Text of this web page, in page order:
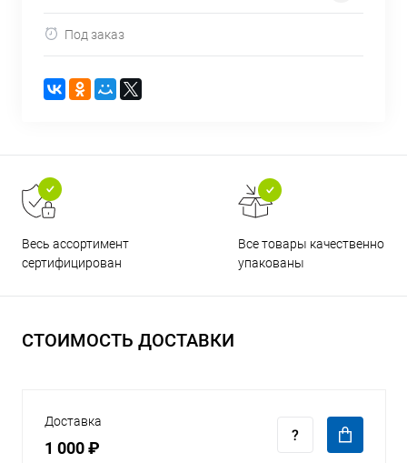
Под заказ
Весь ассортимент
сертифицирован
Все товары качественно
упакованы
СТОИМОСТЬ ДОСТАВКИ
Доставка
1 000 ₽